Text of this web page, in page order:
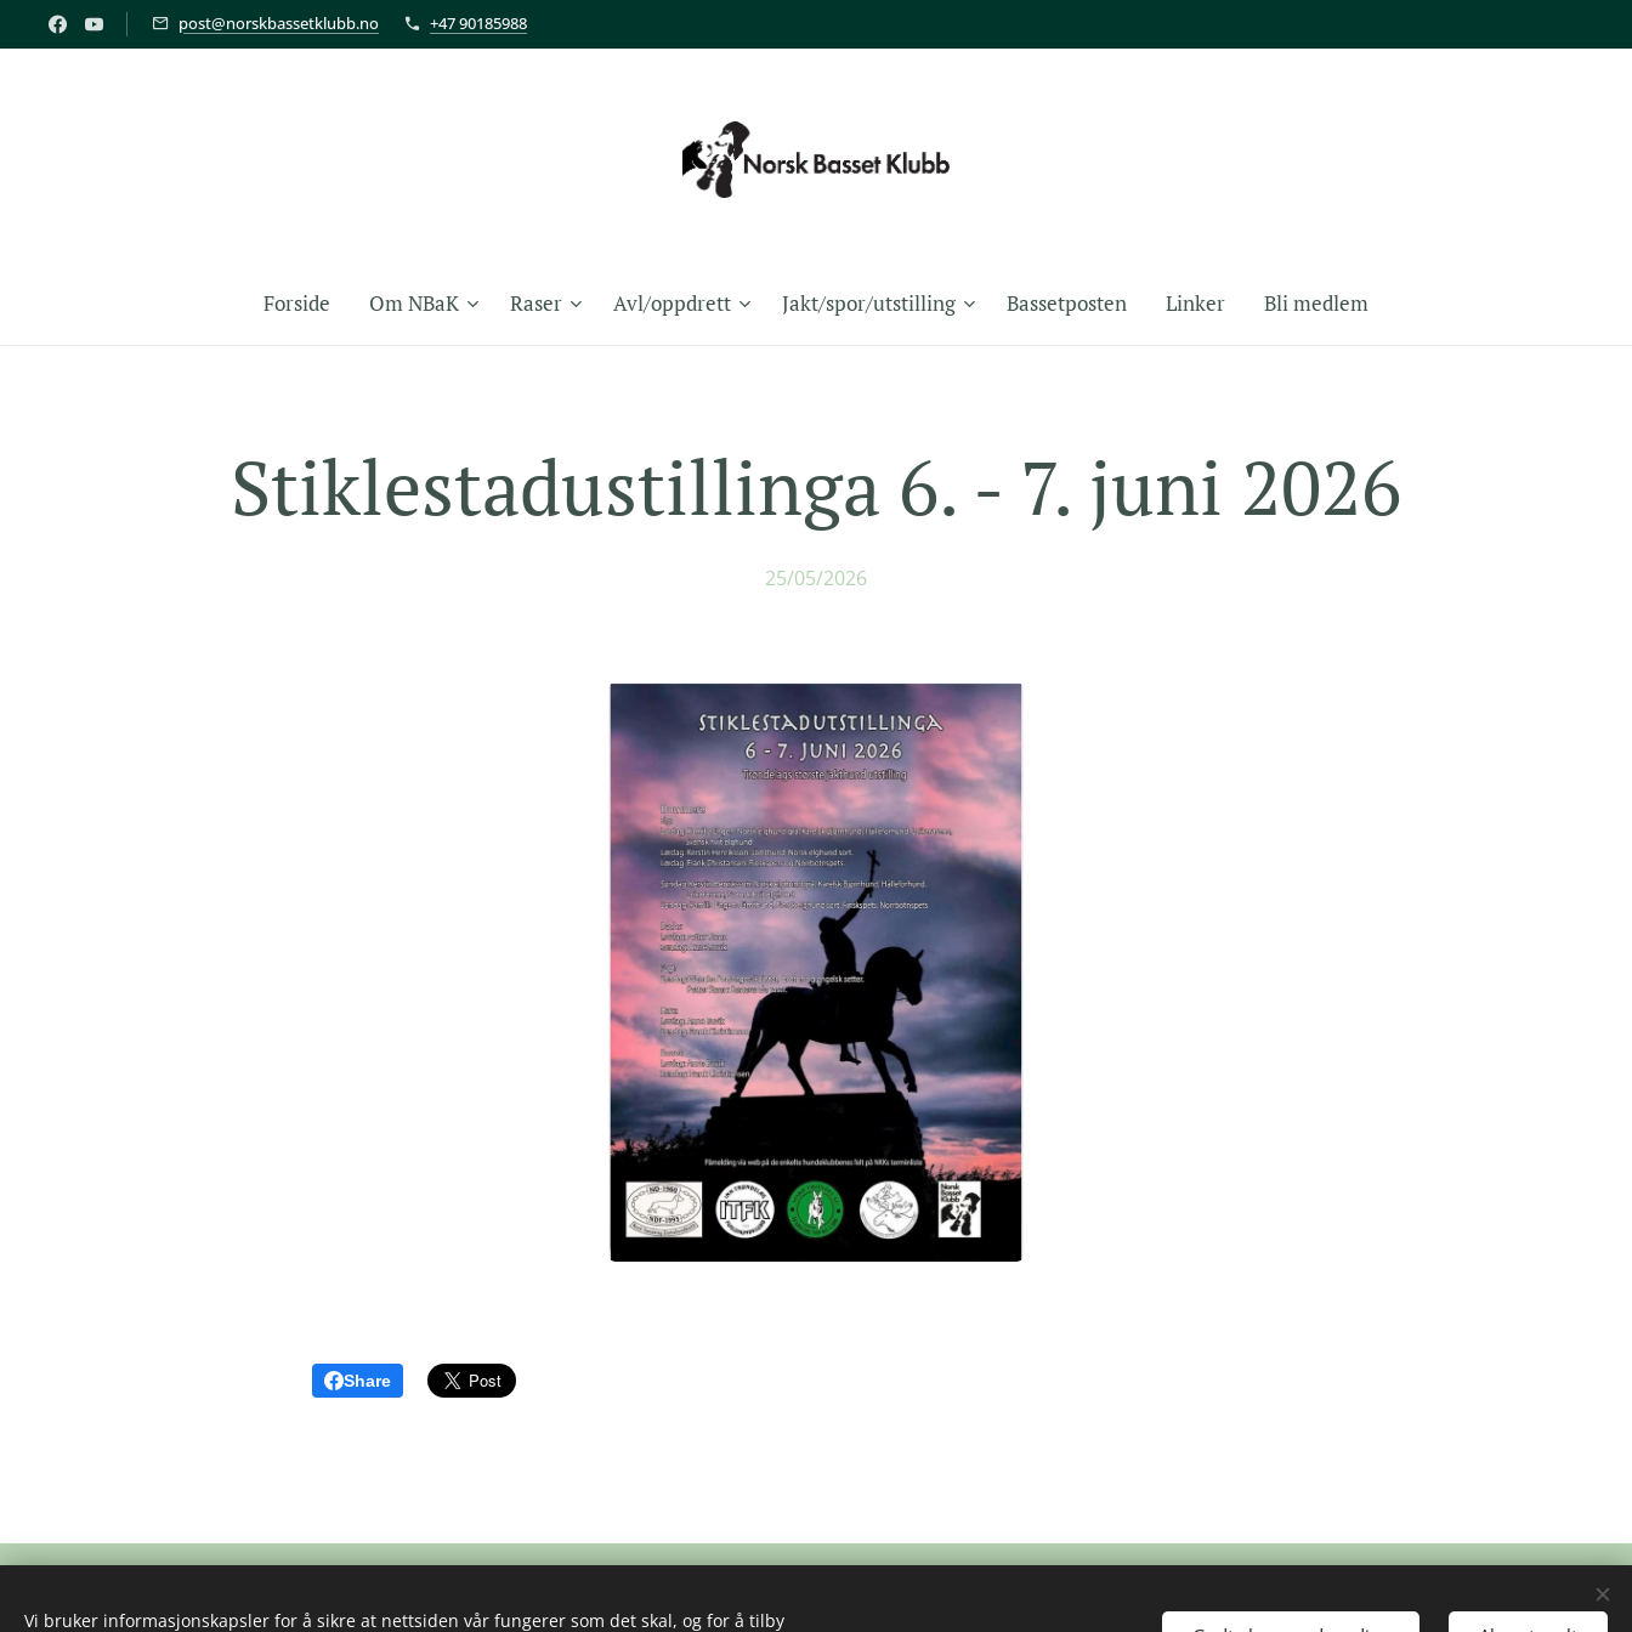
post@norskbassetklubb.no +47 90185988
Forside Om NBaK Raser Avl/oppdrett Jakt/spor/utstilling Bassetposten Linker Bli medlem
Stiklestadustillinga 6. - 7. juni 2026
25/05/2026
Share
Vi bruker informasjonskapsler for å sikre at nettsiden vår fungerer som det skal, og for å tilby